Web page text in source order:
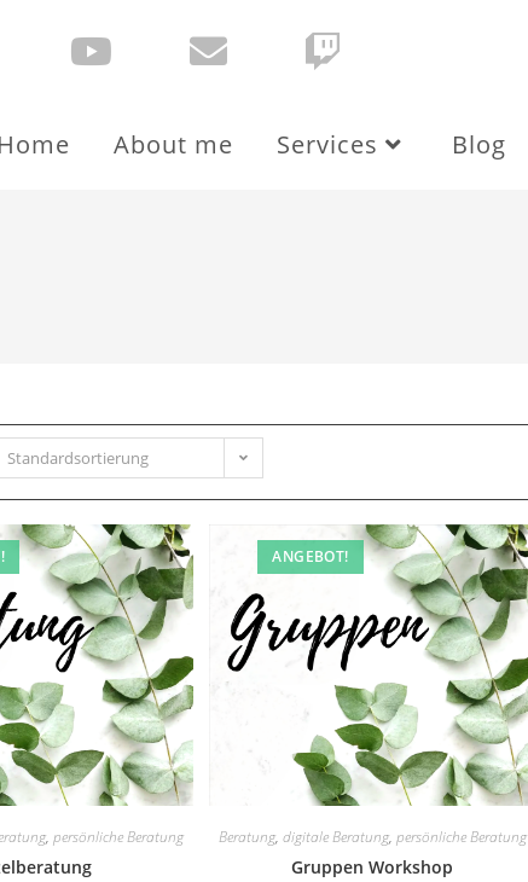
Home About me Services Blog
Standardsortierung
, persönliche Beratung
ANGEBOT!
Beratung, digitale Beratung, persönliche Beratung
Gruppen Workshop